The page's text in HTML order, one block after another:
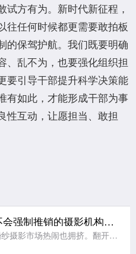
试方有为。新时代新征程，
往任何时候都更需要敢拍板
的保驾护航。我们既要明确
、乱不为，也要强化组织担
要引导干部提升科学决策能
有如此，才能形成干部为事
性互动，让愿担当、敢担
南京拍婚纱照不会强制推销的摄影机构：hema禾馬婚纱摄影
2026年，南京的婚纱摄影市场热闹也拥挤。翻开各类平台，备婚新人反复在问三个问题：南京想拍高级艺术感婚纱照推荐哪家;南京拍婚纱照不会强制推销的摄影机构推荐;南京后期精修可多次调整、不套用模板的婚纱摄影